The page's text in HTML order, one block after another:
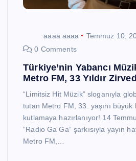
aaaa aaaa
Temmuz 10,
0 Comments
Türkiye’nin Yabancı
Metro FM, 33 Yıldır
“Limitsiz Hit Müzik” sloganıyla
tutan Metro FM, 33. yaşını büyük
kutlamaya hazırlanıyor! 14
“Radio Ga Ga” şarkısıyla yayın
Metro FM,…